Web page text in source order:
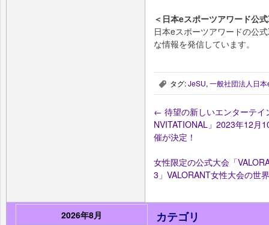
＜日本eスポーツアワード公
日本eスポーツアワードの公
な情報を発信しています。
, タグ:JeSU, 一般社団法人日
← 待望の新しいエンターテ
NVITATIONAL」2023年12月
催が決定！
女性限定の公式大会「
3」VALORANT女性大会の世
2026年8月
カテゴリ